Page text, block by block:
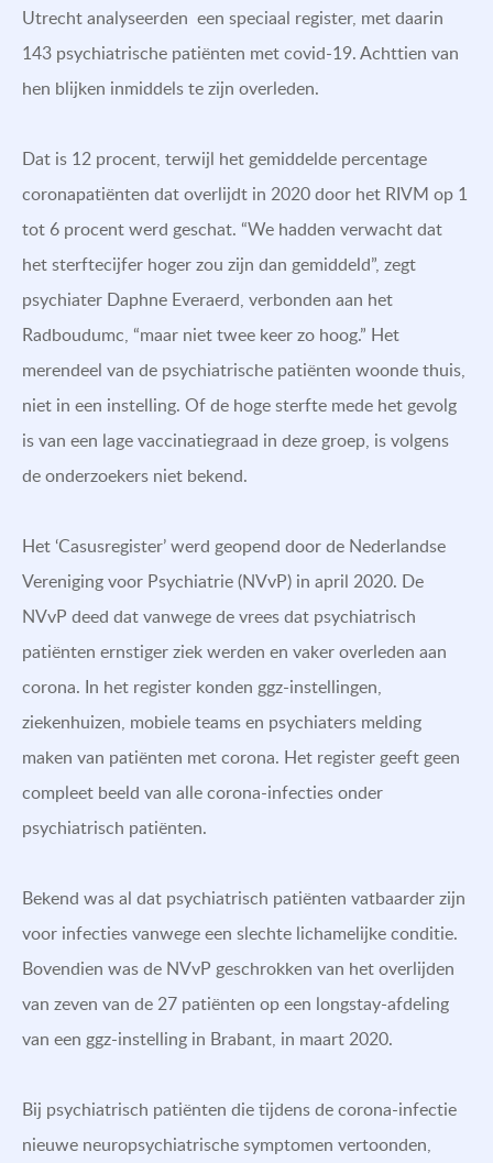
Utrecht analyseerden een speciaal register, met daarin
143 psychiatrische patiënten met covid-19. Achttien van
hen blijken inmiddels te zijn overleden.
Dat is 12 procent, terwijl het gemiddelde percentage
coronapatiënten dat overlijdt in 2020 door het RIVM op 1
tot 6 procent werd geschat. “We hadden verwacht dat
het sterftecijfer hoger zou zijn dan gemiddeld”, zegt
psychiater Daphne Everaerd, verbonden aan het
Radboudumc, “maar niet twee keer zo hoog.” Het
merendeel van de psychiatrische patiënten woonde thuis,
niet in een instelling. Of de hoge sterfte mede het gevolg
is van een lage vaccinatiegraad in deze groep, is volgens
de onderzoekers niet bekend.
Het ‘Casusregister’ werd geopend door de Nederlandse
Vereniging voor Psychiatrie (NVvP) in april 2020. De
NVvP deed dat vanwege de vrees dat psychiatrisch
patiënten ernstiger ziek werden en vaker overleden aan
corona. In het register konden ggz-instellingen,
ziekenhuizen, mobiele teams en psychiaters melding
maken van patiënten met corona. Het register geeft geen
compleet beeld van alle corona-infecties onder
psychiatrisch patiënten.
Bekend was al dat psychiatrisch patiënten vatbaarder zijn
voor infecties vanwege een slechte lichamelijke conditie.
Bovendien was de NVvP geschrokken van het overlijden
van zeven van de 27 patiënten op een longstay-afdeling
van een ggz-instelling in Brabant, in maart 2020.
Bij psychiatrisch patiënten die tijdens de corona-infectie
nieuwe neuropsychiatrische symptomen vertoonden,